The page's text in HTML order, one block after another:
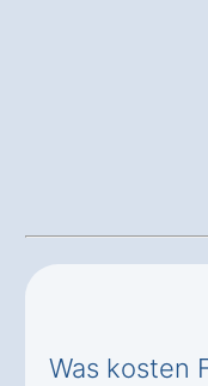
Was kosten